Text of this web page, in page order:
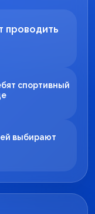
проводить
спортивный
выбирают